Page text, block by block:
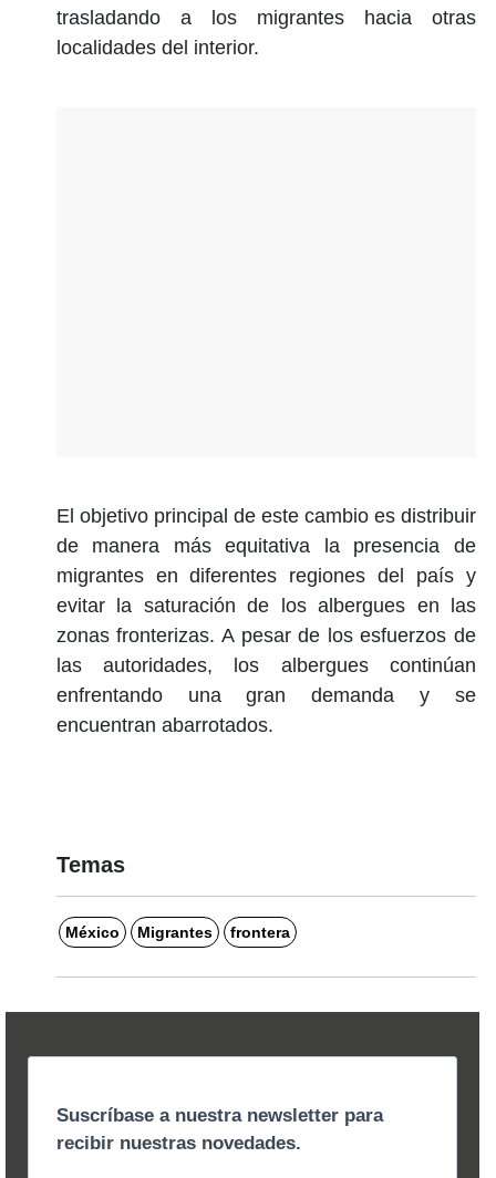
trasladando a los migrantes hacia otras
localidades del interior.
El objetivo principal de este cambio es distribuir
de manera más equitativa la presencia de
migrantes en diferentes regiones del país y
evitar la saturación de los albergues en las
zonas fronterizas. A pesar de los esfuerzos de
las autoridades, los albergues continúan
enfrentando una gran demanda y se
encuentran abarrotados.
Temas
México Migrantes frontera